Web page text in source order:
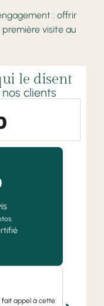
: offrir
visite au
le disent
clients
fait appel à cette